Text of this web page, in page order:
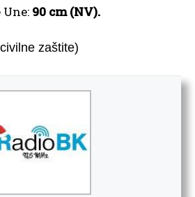
90 cm (NV).
zaštite)